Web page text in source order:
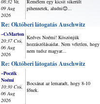
08:32 Va,
09 Aug
2026
Remélem egy kicsit sikerült
pihennetek, aludni😊...
Re: Októberi látogatás Auschwitz
~CsMarton
20:37 Csü,
06 Aug
2026
Kedves Noémi! Köszönjük
hozzászólásaidat. Nem véletlen, hogy
nem tudsz magyar...
Re: Októberi látogatás Auschwitz
~Poczik
Noémi
10:30 Csü,
06 Aug
2026
Bocsánat az lemaradt, hogy 8-10
főnek.